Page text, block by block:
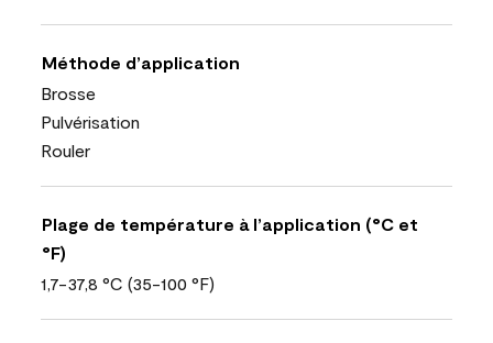
Méthode d’application
Brosse
Pulvérisation
Rouler
Plage de température à l’application (°C et
°F)
1,7-37,8 °C (35-100 °F)